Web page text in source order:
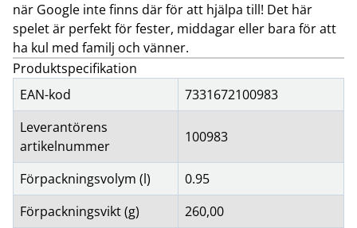
när Google inte finns där för att hjälpa till! Det här
spelet är perfekt för fester, middagar eller bara för att
ha kul med familj och vänner.
Produktspecifikation
EAN-kod
7331672100983
Leverantörens
artikelnummer
100983
Förpackningsvolym (l)
0.95
Förpackningsvikt (g)
260,00